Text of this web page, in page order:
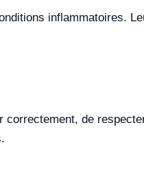
inflammatoires.
de